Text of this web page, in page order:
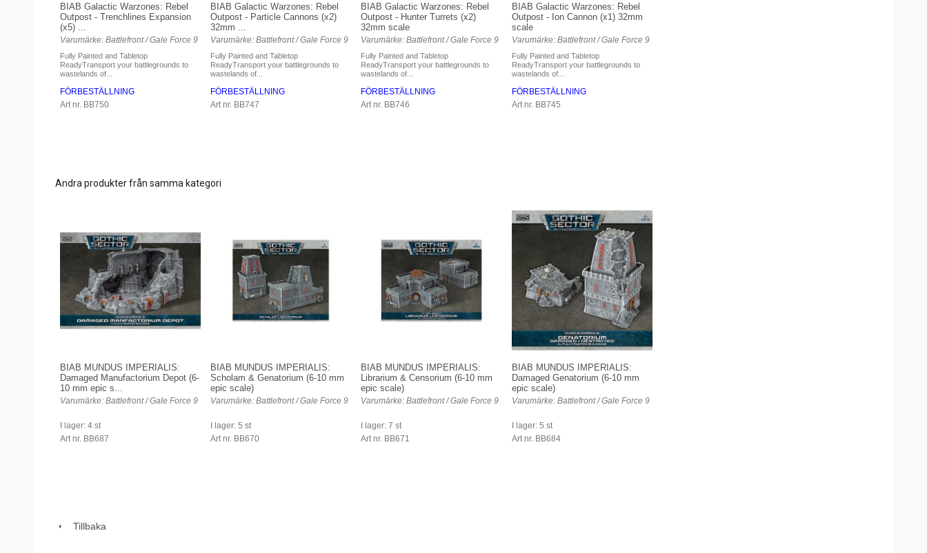
BIAB Galactic Warzones: Rebel
Outpost - Trenchlines Expansion
(x5) ...
Varumärke: Battlefront / Gale Force 9
Fully Painted and Tabletop
ReadyTransport your battlegrounds to
wastelands of...
FÖRBESTÄLLNING
Art nr. BB750
BIAB Galactic Warzones: Rebel
Outpost - Particle Cannons (x2)
32mm ...
Varumärke: Battlefront / Gale Force 9
Fully Painted and Tabletop
ReadyTransport your battlegrounds to
wastelands of...
FÖRBESTÄLLNING
Art nr. BB747
BIAB Galactic Warzones: Rebel
Outpost - Hunter Turrets (x2)
32mm scale
Varumärke: Battlefront / Gale Force 9
Fully Painted and Tabletop
ReadyTransport your battlegrounds to
wastelands of...
FÖRBESTÄLLNING
Art nr. BB746
BIAB Galactic Warzones: Rebel
Outpost - Ion Cannon (x1) 32mm
scale
Varumärke: Battlefront / Gale Force 9
Fully Painted and Tabletop
ReadyTransport your battlegrounds to
wastelands of...
FÖRBESTÄLLNING
Art nr. BB745
Andra produkter från samma kategori
BIAB MUNDUS IMPERIALIS:
Damaged Manufactorium Depot (6-
10 mm epic s...
Varumärke: Battlefront / Gale Force 9
I lager: 4 st
Art nr. BB687
BIAB MUNDUS IMPERIALIS:
Scholam & Genatorium (6-10 mm
epic scale)
Varumärke: Battlefront / Gale Force 9
I lager: 5 st
Art nr. BB670
BIAB MUNDUS IMPERIALIS:
Librarium & Censorium (6-10 mm
epic scale)
Varumärke: Battlefront / Gale Force 9
I lager: 7 st
Art nr. BB671
BIAB MUNDUS IMPERIALIS:
Damaged Genatorium (6-10 mm
epic scale)
Varumärke: Battlefront / Gale Force 9
I lager: 5 st
Art nr. BB684
Tillbaka